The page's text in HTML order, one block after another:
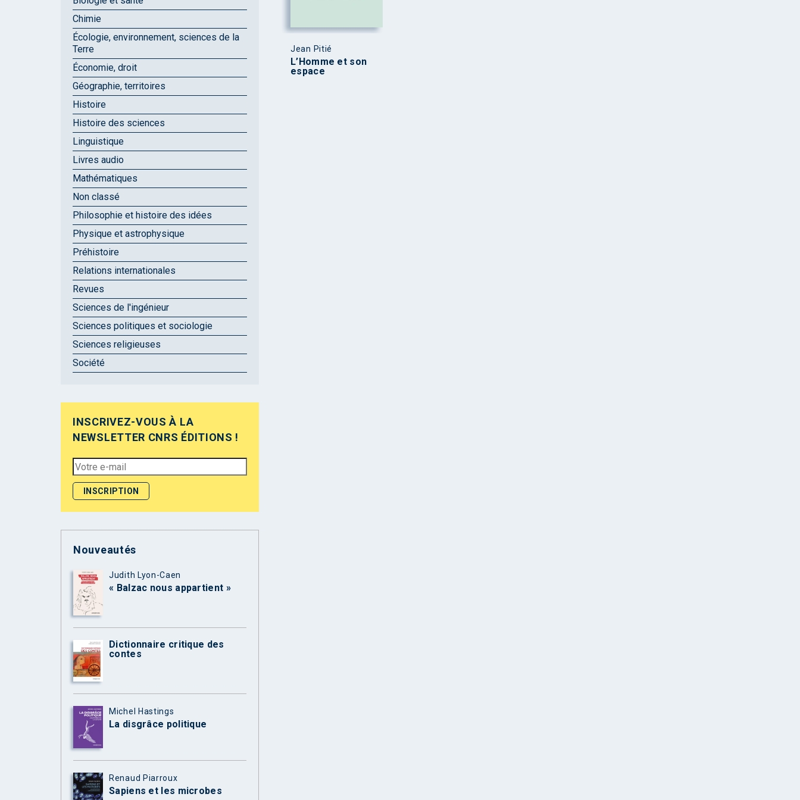
Jean Pitié
L’Homme et son
espace
Chimie
Écologie, environnement, sciences de la
Terre
Économie, droit
Géographie, territoires
Histoire
Histoire des sciences
Linguistique
Livres audio
Mathématiques
Non classé
Philosophie et histoire des idées
Physique et astrophysique
Préhistoire
Relations internationales
Revues
Sciences de l'ingénieur
Sciences politiques et sociologie
Sciences religieuses
Société
INSCRIVEZ-VOUS À LA
NEWSLETTER CNRS ÉDITIONS !
Nouveautés
Judith Lyon-Caen
« Balzac nous appartient »
Dictionnaire critique des
contes
Michel Hastings
La disgrâce politique
Renaud Piarroux
Sapiens et les microbes